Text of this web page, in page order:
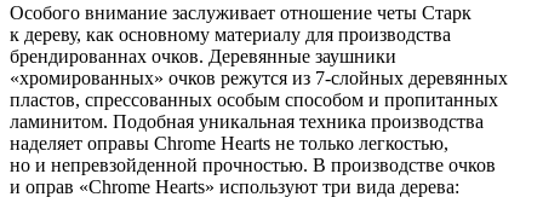
Особого внимание заслуживает отношение четы Старк
к дереву, как основному материалу для производства
брендированнах очков. Деревянные заушники
«хромированных» очков режутся из 7-слойных деревянных
пластов, спрессованных особым способом и пропитанных
ламинитом. Подобная уникальная техника производства
наделяет оправы Chrome Hearts не только легкостью,
но и непревзойденной прочностью. В производстве очков
и оправ «Chrome Hearts» используют три вида дерева: